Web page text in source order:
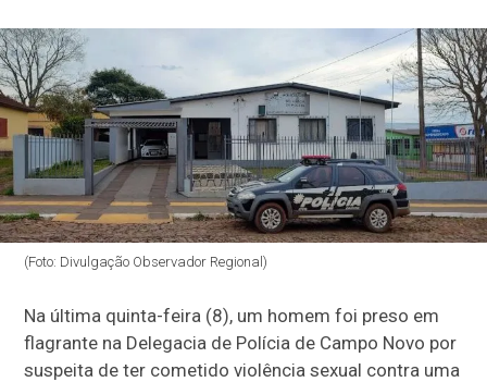
(Foto: Divulgação Observador Regional)
Na última quinta-feira (8), um homem foi preso em
flagrante na Delegacia de Polícia de Campo Novo por
suspeita de ter cometido violência sexual contra uma